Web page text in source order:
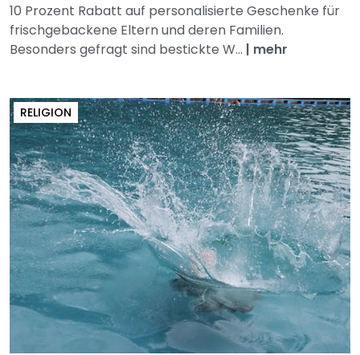
10 Prozent Rabatt auf personalisierte Geschenke für
frischgebackene Eltern und deren Familien.
Besonders gefragt sind bestickte W... | mehr
RELIGION